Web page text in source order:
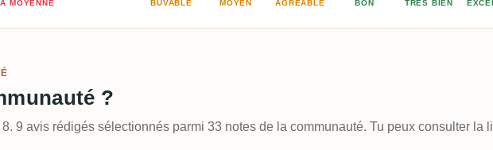
MOYENNE BUVABLE MOYEN AGRÉABLE BON TRÈS BIEN
?
8. 9 avis rédigés sélectionnés parmi 33 notes de la communauté. Tu peux consulter la